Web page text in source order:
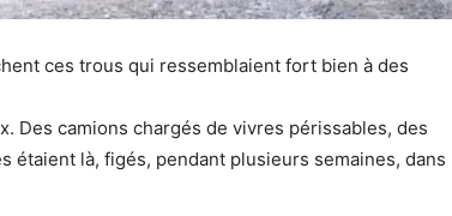
ces trous qui ressemblaient fort bien à des
Des camions chargés de vivres périssables, des
étaient là, figés, pendant plusieurs semaines, dans